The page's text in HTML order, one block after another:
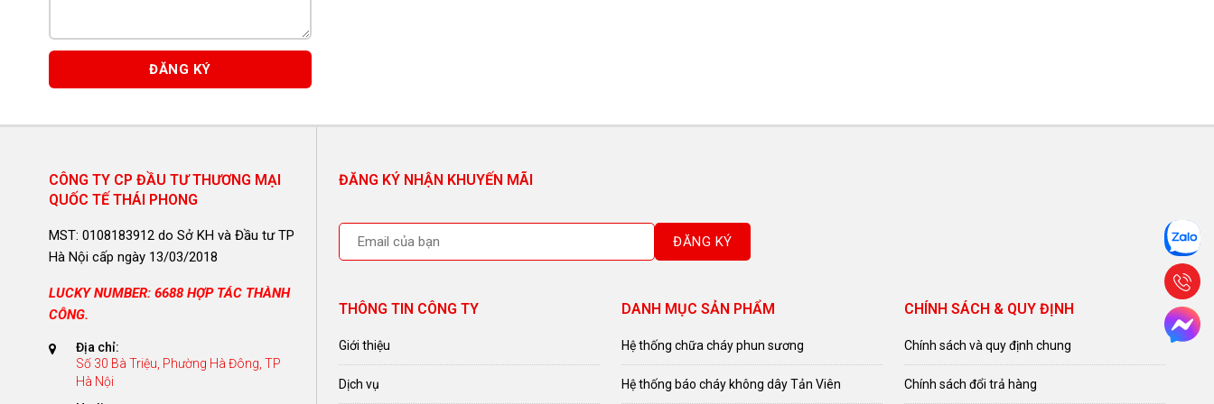
CÔNG TY CP ĐẦU TƯ THƯƠNG MẠI
QUỐC TẾ THÁI PHONG
MST: 0108183912 do Sở KH và Đầu tư TP
Hà Nội cấp ngày 13/03/2018
LUCKY NUMBER: 6688 HỢP TÁC THÀNH
CÔNG.
Địa chỉ:
Số 30 Bà Triệu, Phường Hà Đông, TP
Hà Nội
ĐĂNG KÝ NHẬN KHUYẾN MÃI
THÔNG TIN CÔNG TY
Giới thiệu
Dịch vụ
DANH MỤC SẢN PHẨM
Hệ thống chữa cháy phun sương
Hệ thống báo cháy không dây Tản Viên
CHÍNH SÁCH & QUY ĐỊNH
Chính sách và quy định chung
Chính sách đổi trả hàng